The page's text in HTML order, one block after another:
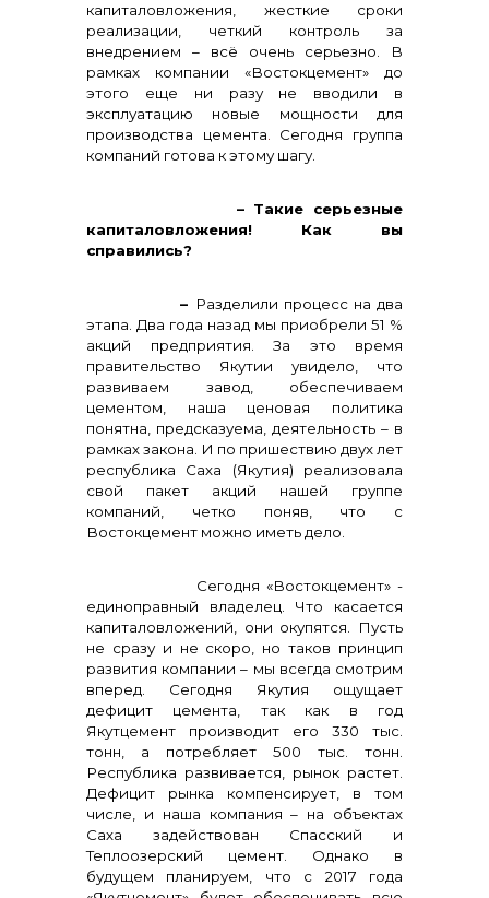
капиталовложения, жесткие сроки
реализации, четкий контроль за
внедрением – всё очень серьезно. В
рамках компании «Востокцемент» до
этого еще ни разу не вводили в
эксплуатацию новые мощности для
производства цемента
Сегодня группа
компаний готова к этому шагу.
– Такие серьезные
капиталовложения! Как вы
справились?
– Разделили процесс на два
этапа. Два года назад мы приобрели 51 %
акций предприятия. За это время
правительство Якутии увидело, что
развиваем завод, обеспечиваем
цементом, наша ценовая политика
понятна, предсказуема, деятельность – в
рамках закона. И по пришествию двух лет
республика Саха (Якутия) реализовала
свой пакет акций нашей группе
компаний, четко поняв, что с
Востокцемент можно иметь дело.
Сегодня «Востокцемент» -
единоправный владелец. Что касается
капиталовложений, они окупятся. Пусть
не сразу и не скоро, но таков принцип
развития компании – мы всегда смотрим
вперед. Сегодня Якутия ощущает
дефицит цемента, так как в год
Якутцемент производит его 330 тыс.
тонн, а потребляет 500 тыс. тонн.
Республика развивается, рынок растет.
Дефицит рынка компенсирует, в том
числе, и наша компания – на объектах
Саха задействован Спасский и
Теплоозерский цемент. Однако в
будущем планируем, что с 2017 года